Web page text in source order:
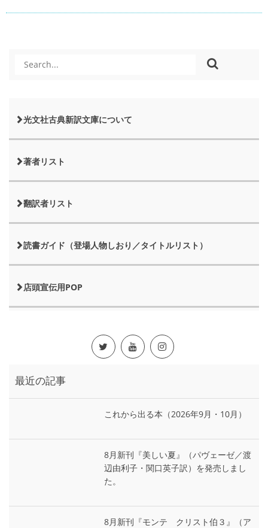
光文社古典新訳文庫について
著者リスト
翻訳者リスト
読書ガイド（登場人物しおり／タイトルリスト）
店頭宣伝用POP
最近の記事
これから出る本（2026年9月・10月）
8月新刊『美しい夏』（パヴェーゼ／渡
辺由利子・関口英子訳）を発売しまし
た。
8月新刊『モンテ゠クリスト伯３』（ア